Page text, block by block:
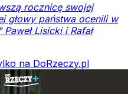
rocznicę swojej
głowy państwa ocenili w
Lisicki i Rafał
na DoRzeczy.pl